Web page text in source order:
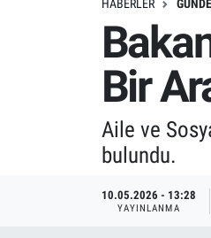
HABERLER
Bir
Aile ve
bulundu.
10.05.2026 - 13:28
YAYINLANMA